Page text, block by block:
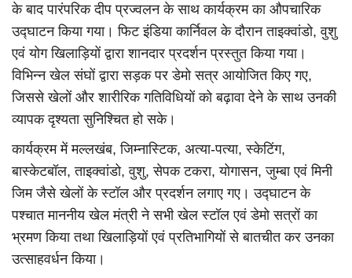
के बाद पारंपरिक दीप प्रज्वलन के साथ कार्यक्रम का औपचारिक
उद्घाटन किया गया। फिट इंडिया कार्निवल के दौरान ताइक्वांडो, वुशु
एवं योग खिलाड़ियों द्वारा शानदार प्रदर्शन प्रस्तुत किया गया।
विभिन्न खेल संघों द्वारा सड़क पर डेमो सत्र आयोजित किए गए,
जिससे खेलों और शारीरिक गतिविधियों को बढ़ावा देने के साथ उनकी
व्यापक दृश्यता सुनिश्चित हो सके।
कार्यक्रम में मल्लखंब, जिम्नास्टिक, अत्या-पत्या, स्केटिंग,
बास्केटबॉल, ताइक्वांडो, वुशु, सेपक टकरा, योगासन, जुम्बा एवं मिनी
जिम जैसे खेलों के स्टॉल और प्रदर्शन लगाए गए। उद्घाटन के
पश्चात माननीय खेल मंत्री ने सभी खेल स्टॉल एवं डेमो सत्रों का
भ्रमण किया तथा खिलाड़ियों एवं प्रतिभागियों से बातचीत कर उनका
उत्साहवर्धन किया।